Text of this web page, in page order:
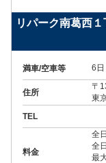
リパーク南葛西１
満車/空車等 6
住所
〒
東
TEL
料金
全
全
最